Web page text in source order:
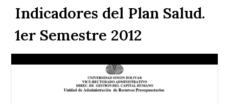
Indicadores del Plan Salud.
1er Semestre 2012